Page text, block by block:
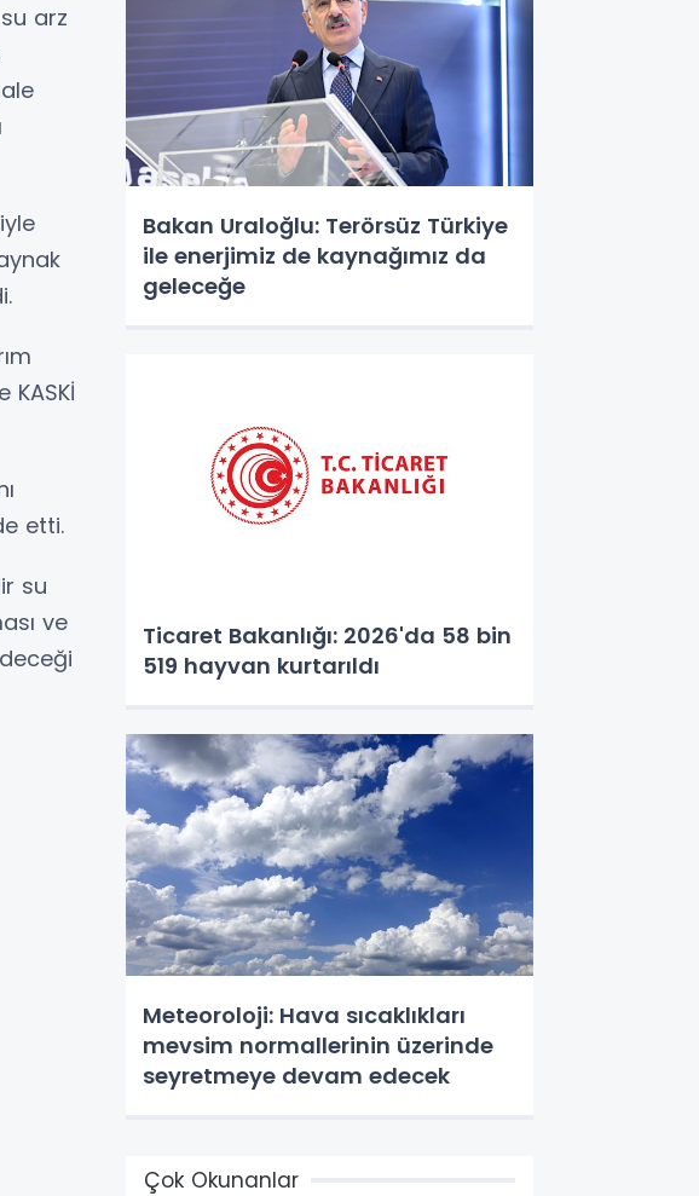
arz
KASKİ
etti.
su
ve
Bakan Uraloğlu: Terörsüz Türkiye
ile enerjimiz de kaynağımız da
geleceğe
Ticaret Bakanlığı: 2026'da 58 bin
519 hayvan kurtarıldı
Meteoroloji: Hava sıcaklıkları
mevsim normallerinin üzerinde
seyretmeye devam edecek
Çok Okunanlar